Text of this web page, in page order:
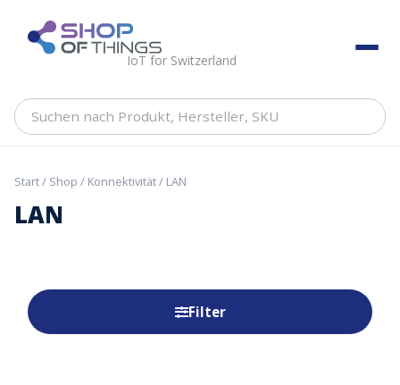
content ShopOfThings
IoT for Switzerland
Suchen
Hersteller,
Start/ Shop / Konnektivität/ LAN
LAN
Filter